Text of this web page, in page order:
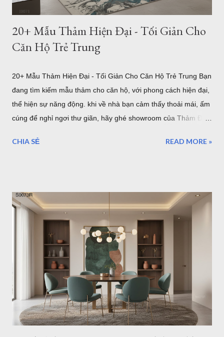
20+ Mẫu Thảm Hiện Đại - Tối Giản Cho
Căn Hộ Trẻ Trung
20+ Mẫu Thảm Hiện Đại - Tối Giản Cho Căn Hộ Trẻ Trung Bạn
đang tìm kiếm mẫu thảm cho căn hộ, với phong cách hiện đại,
thể hiện sự năng động. khi về nhà bạn cảm thấy thoải mái, ấm
cúng để nghỉ ngơi thư giãn, hãy ghé showroom của Thảm Đẹp
thảm hiện đại i0071 Trong xu hướng thiết kế nội thất hiện đại,
đồ đạc rườm rà, nhưng nhất định phải có những điểm nhấn
mang tính "gu". Và một tấm thảm hiện đại họa tiết hình học
chính là mảnh ghép hoàn hảo để khẳng định phong cách đó.
Hôm nay, Thảm Đẹp Sài Gòn sẽ giới thiệu đến bạn bộ sưu tập
20+ mẫu thảm hình học tối giản, dẫn đầu xu hướng trang trí
căn hộ trẻ trung hiện nay. Mẫu thảm tròn hiện đại b0062r 1.
Tại sao căn hộ hiện đại lại "vừa vặn" với thảm họa tiết hình
học? Họa tiết hình học (Geometri...
CHIA SẺ READ MORE »